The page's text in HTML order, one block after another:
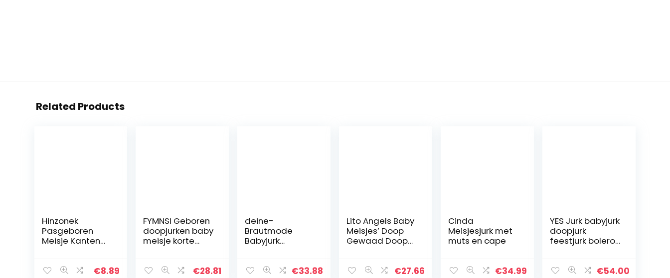
Related Products
Hinzonek
Pasgeboren
Meisje Kanten
Rekwisieten
€8.89
FYMNSI Geboren
doopjurken baby
meisje korte
jurken met
€28.81
deine-
Brautmode
Babyjurk
feestjurk baby
€33.88
Lito Angels Baby
Meisjes’ Doop
Gewaad Doop
Veter Kaap en
€27.66
Cinda
Meisjesjurk met
muts en cape
€34.99
YES Jurk babyjurk
doopjurk
feestjurk bolero
€54.00